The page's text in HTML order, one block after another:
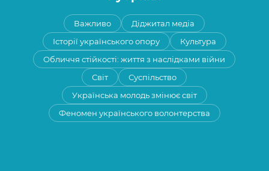
Важливо
Діджитал медіа
Історії українського опору
Культура
Обличчя стійкості: життя з наслідками війни
Світ
Суспільство
Українська молодь змінює світ
Феномен українського волонтерства